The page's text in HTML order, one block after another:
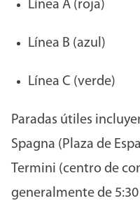
Línea A (roja)
Línea B (azul)
Línea C (verde)
Paradas útiles
Spagna (Plaza de
Termini (centro de
generalmente de 5:30